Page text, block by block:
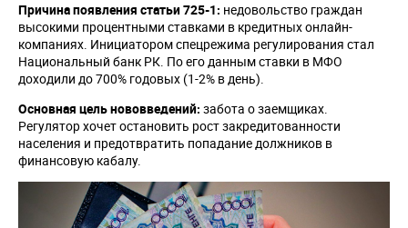
Причина появления статьи 725-1: недовольство граждан
высокими процентными ставками в кредитных онлайн-
компаниях. Инициатором спецрежима регулирования стал
Национальный банк РК. По его данным ставки в МФО
доходили до 700% годовых (1-2% в день).
Основная цель нововведений: забота о заемщиках.
Регулятор хочет остановить рост закредитованности
населения и предотвратить попадание должников в
финансовую кабалу.